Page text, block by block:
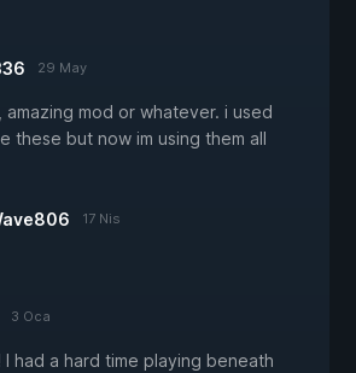
29 May
amazing mod or whatever. i used
these but now im using them all
17 Nis
3 Oca
I had a hard time playing beneath